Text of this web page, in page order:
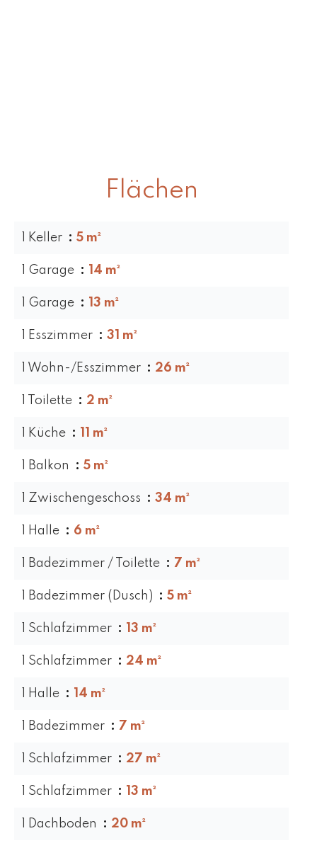
Flächen
1 Keller 5 m²
1 Garage 14 m²
1 Garage 13 m²
1 Esszimmer 31 m²
1 Wohn-/Esszimmer 26 m²
1 Toilette 2 m²
1 Küche 11 m²
1 Balkon 5 m²
1 Zwischengeschoss 34 m²
1 Halle 6 m²
1 Badezimmer / Toilette 7 m²
1 Badezimmer (Dusch) 5 m²
1 Schlafzimmer 13 m²
1 Schlafzimmer 24 m²
1 Halle 14 m²
1 Badezimmer 7 m²
1 Schlafzimmer 27 m²
1 Schlafzimmer 13 m²
1 Dachboden 20 m²